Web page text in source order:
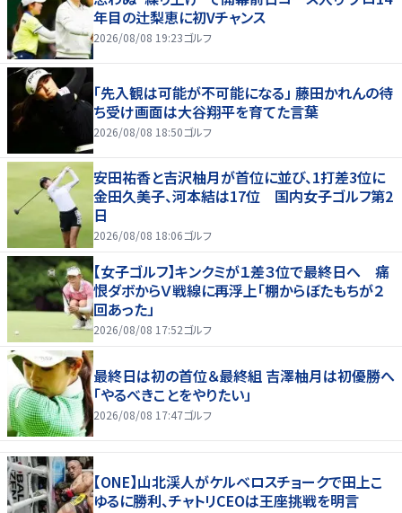
年目の辻梨恵に初Vチャンス
2026/08/08 19:23ゴルフ
「先入観は可能が不可能になる」 藤田かれんの待
ち受け画面は大谷翔平を育てた言葉
2026/08/08 18:50ゴルフ
安田祐香と吉沢柚月が首位に並び、1打差3位に
金田久美子、河本結は17位 国内女子ゴルフ第2
日
2026/08/08 18:06ゴルフ
【女子ゴルフ】キンクミが１差３位で最終日へ 痛
恨ダボからＶ戦線に再浮上「棚からぼたもちが２
回あった」
2026/08/08 17:52ゴルフ
最終日は初の首位＆最終組 吉澤柚月は初優勝へ
「やるべきことをやりたい」
2026/08/08 17:47ゴルフ
【ONE】山北渓人がケルベロスチョークで田上こ
ゆるに勝利、チャトリCEOは王座挑戦を明言